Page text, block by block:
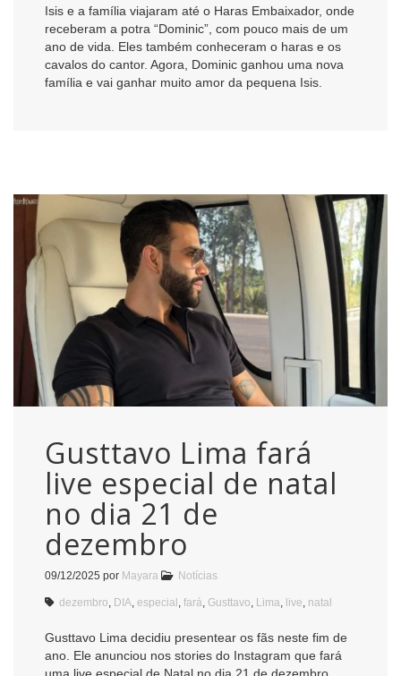
Isis e a família viajaram até o Haras Embaixador, onde
receberam a potra “Dominic”, com pouco mais de um
ano de vida. Eles também conheceram o haras e os
cavalos do cantor. Agora, Dominic ganhou uma nova
família e vai ganhar muito amor da pequena Isis.
Gusttavo Lima fará
live especial de natal
no dia 21 de
dezembro
09/12/2025 por Mayara Notícias
dezembro DIA especial fará Gusttavo Lima live natal
Gusttavo Lima decidiu presentear os fãs neste fim de
ano. Ele anunciou nos stories do Instagram que fará
uma live especial de Natal no dia 21 de dezembro,